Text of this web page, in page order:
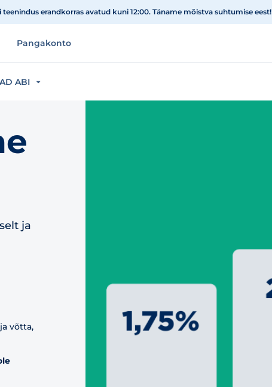
erandkorras avatud kuni 12:00. Täname mõistva suhtumise eest!
Pangakonto
ABI
ja
võtta,